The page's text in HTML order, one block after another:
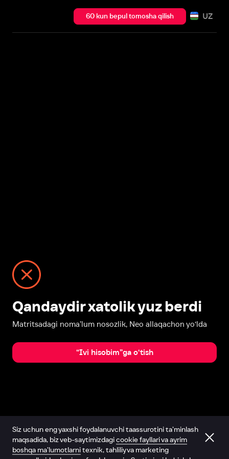
60 kun bepul tomosha qilish UZ
Qandaydir xatolik yuz berdi
Matritsadagi noma’lum nosozlik, Neo allaqachon yo‘lda
“Ivi hisobim”ga o‘tish
Siz uchun eng yaxshi foydalanuvchi taassurotini ta’minlash
maqsadida, biz veb-saytimizdagicookie fayllari va ayrim
boshqa ma’lumotlarnitexnik, tahliliy va marketing